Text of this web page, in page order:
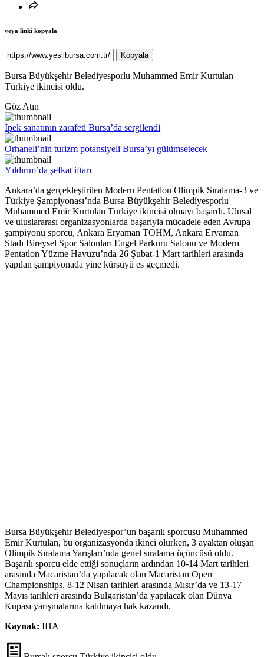
veya linki kopyala
Kopyala
Bursa Büyükşehir Belediyesporlu Muhammed Emir Kurtulan
Türkiye ikincisi oldu.
Göz Atın
İpek sanatının zarafeti Bursa’da sergilendi
Orhaneli’nin turizm potansiyeli Bursa’yı gülümsetecek
Yıldırım’da şefkat iftarı
Ankara’da gerçekleştirilen Modern Pentatlon Olimpik Sıralama-3 ve
Türkiye Şampiyonası’nda Bursa Büyükşehir Belediyesporlu
Muhammed Emir Kurtulan Türkiye ikincisi olmayı başardı. Ulusal
ve uluslararası organizasyonlarda başarıyla mücadele eden Avrupa
şampiyonu sporcu, Ankara Eryaman TOHM, Ankara Eryaman
Stadı Bireysel Spor Salonları Engel Parkuru Salonu ve Modern
Pentatlon Yüzme Havuzu’nda 26 Şubat-1 Mart tarihleri arasında
yapılan şampiyonada yine kürsüyü es geçmedi.
Bursa Büyükşehir Belediyespor’un başarılı sporcusu Muhammed
Emir Kurtulan, bu organizasyonda ikinci olurken, 3 ayaktan oluşan
Olimpik Sıralama Yarışları’nda genel sıralama üçüncüsü oldu.
Başarılı sporcu elde ettiği sonuçların ardından 10-14 Mart tarihleri
arasında Macaristan’da yapılacak olan Macaristan Open
Championships, 8-12 Nisan tarihleri arasında Mısır’da ve 13-17
Mayıs tarihleri arasında Bulgaristan’da yapılacak olan Dünya
Kupası yarışmalarına katılmaya hak kazandı.
Kaynak: IHA